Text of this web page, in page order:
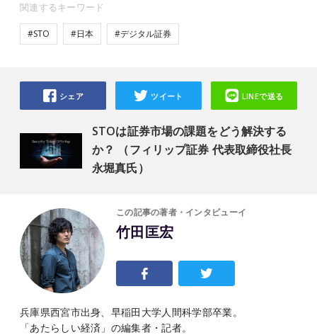
関連するキーワード
#STO #日本 #デジタル証券
STOは証券市場の課題をどう解決する
か？ （フィリップ証券 代表取締役社長
永堀真氏）
シェア ツイート LINEで送る
この記事の著者・インタビューイ
竹田匡宏
兵庫県西宮市出身、早稲田大学人間科学部卒業。
「あたらしい経済」の編集者・記者。